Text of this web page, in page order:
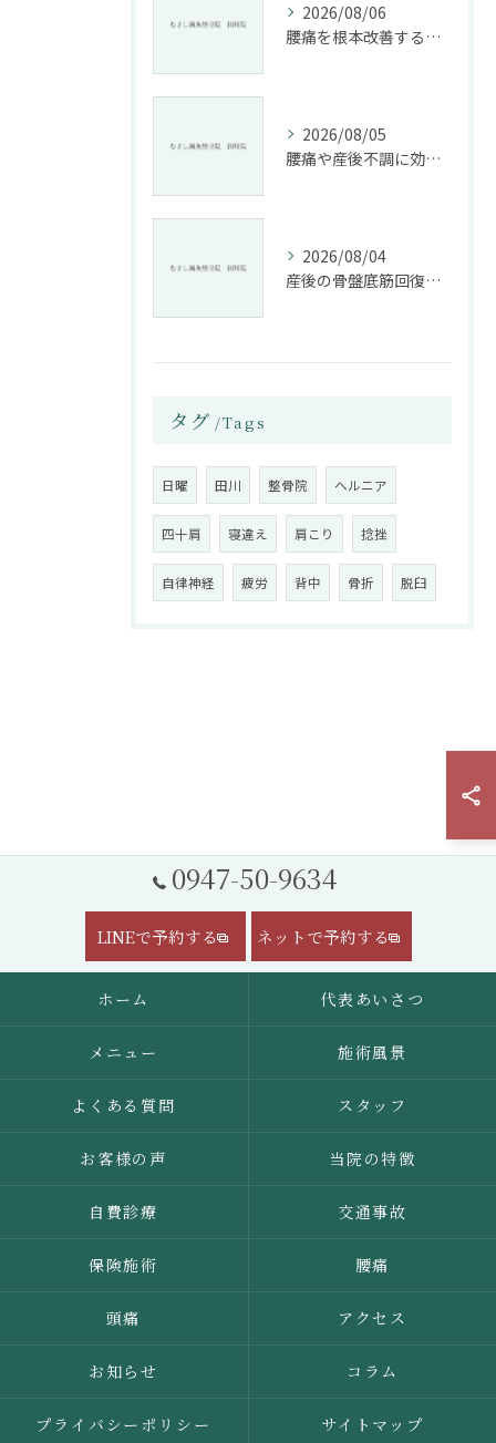
2026/08/06
腰痛を根本改善する整骨院の施術とアドバイスの重要性
2026/08/05
腰痛や産後不調に効く整骨院の施術と姿勢改善法
2026/08/04
産後の骨盤底筋回復法と整骨院活用
タグ Tags
日曜 田川 整骨院 ヘルニア
四十肩 寝違え 肩こり 捻挫
自律神経 疲労 背中 骨折 脱臼
0947-50-9634
LINEで予約する ネットで予約する
ホーム 代表あいさつ
メニュー 施術風景
よくある質問 スタッフ
お客様の声 当院の特徴
自費診療 交通事故
保険施術 腰痛
頭痛 アクセス
お知らせ コラム
プライバシーポリシー サイトマップ